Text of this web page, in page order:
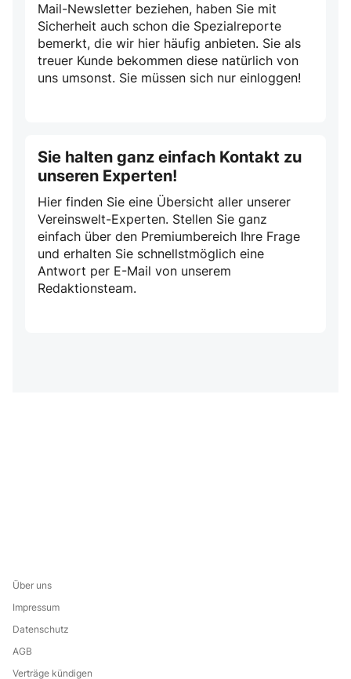
Mail-Newsletter beziehen, haben Sie mit
Sicherheit auch schon die Spezialreporte
bemerkt, die wir hier häufig anbieten. Sie als
treuer Kunde bekommen diese natürlich von
uns umsonst. Sie müssen sich nur einloggen!
Sie halten ganz einfach Kontakt zu
unseren Experten!
Hier finden Sie eine Übersicht aller unserer
Vereinswelt-Experten. Stellen Sie ganz
einfach über den Premiumbereich Ihre Frage
und erhalten Sie schnellstmöglich eine
Antwort per E-Mail von unserem
Redaktionsteam.
Über uns
Impressum
Datenschutz
AGB
Verträge kündigen